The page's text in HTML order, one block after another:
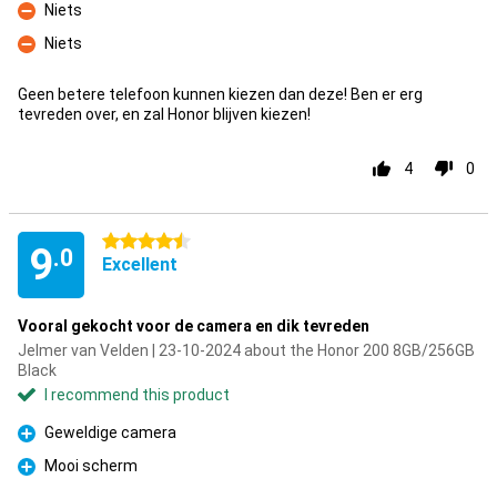
Con
Niets
Con
Niets
Geen betere telefoon kunnen kiezen dan deze! Ben er erg
tevreden over, en zal Honor blijven kiezen!
4 0
9.0
4.5 stars
Excellent
Vooral gekocht voor de camera en dik tevreden
Jelmer van Velden | 23-10-2024 about the Honor 200 8GB/256GB
Black
I recommend this product
Pro
Geweldige camera
Pro
Mooi scherm